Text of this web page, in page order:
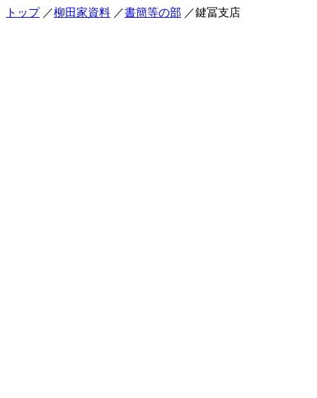
トップ ／柳田家資料 ／書簡等の部 ／鍵冨支店